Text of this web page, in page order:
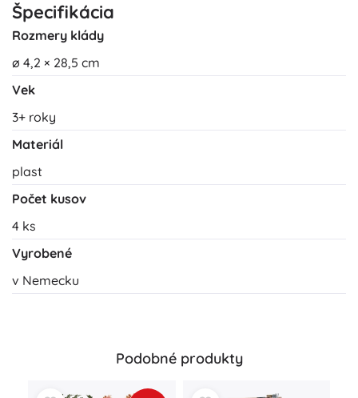
Špecifikácia
Rozmery klády
ø 4,2 × 28,5 cm
Vek
3+ roky
Materiál
plast
Počet kusov
4 ks
Vyrobené
v Nemecku
Podobné produkty